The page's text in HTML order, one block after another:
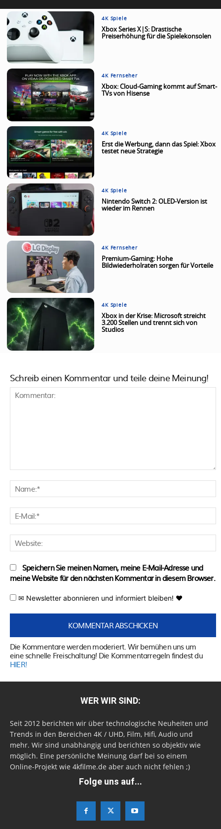
4K Spiele
Xbox Series X|S: Drastische
Preiserhöhung für die Spielekonsolen
4K Fernseher
Xbox: Cloud-Gaming kommt auf Smart-
TVs von Hisense
4K Spiele
Erst die Werbung, dann das Spiel: Xbox
testet neue Strategie
4K Spiele
Nintendo Switch 2: OLED-Version ist
wieder im Rennen
4K Fernseher
Premium-Gaming: Hohe
Bildwiederholraten sorgen für Vorteile
4K Spiele
Xbox in der Krise: Microsoft streicht
3.200 Stellen und trennt sich von
Studios
Schreib einen Kommentar und teile deine Meinung!
Speichern Sie meinen Namen, meine E-Mail-Adresse und
meine Website für den nächsten Kommentar in diesem Browser.
✉ Newsletter abonnieren und informiert bleiben! ♥
Die Kommentare werden moderiert. Wir bemühen uns um
eine schnelle Freischaltung! Die Kommentarregeln findest du
HIER!
WER WIR SIND:
Seit 2012 berichten wir über technologische Neuheiten und
Trends in den Bereichen 4K / UHD, Film, Hifi, Audio und
mehr. Wir sind unabhängig und berichten so objektiv wie
möglich. Eine persönliche Meinung darf bei so einem
Online-Projekt wie 4kfilme.de aber auch nicht fehlen ;)
Folge uns auf...